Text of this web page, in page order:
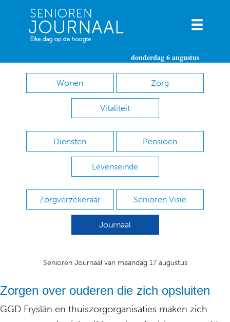
donderdag 6 augustus
Wonen Zorg
Vitaliteit
Diensten Pensioen
Levenseinde
Zorgverzekeraar Senioren Visie
Journaal
Senioren Journaal van maandag 17 augustus
Zorgen over ouderen die zich opsluiten
GGD Fryslân en thuiszorgorganisaties maken zich